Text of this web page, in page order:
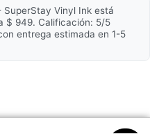
SuperStay Vinyl Ink está
$ 949. Calificación: 5/5
entrega estimada en 1-5